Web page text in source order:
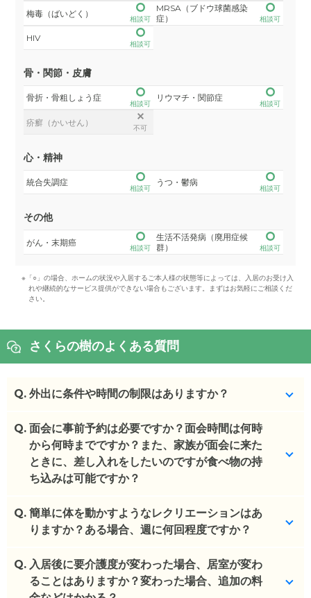
梅毒（ばいどく）
相談可
MRSA（ブドウ球菌感染
症）
相談可
HIV
相談可
骨・関節・皮膚
骨折・骨粗しょう症
相談可
リウマチ・関節症
相談可
疥癬（かいせん）
不可
心・精神
統合失調症
相談可
うつ・鬱病
相談可
その他
がん・末期癌
相談可
生活不活発病（廃用症候
群）
相談可
※「○」の場合、ホームの状況や入居するご本人様の状態等によっては、入居のお受け入
れや継続的なサービス提供ができない場合もございます。まずはお気軽にご相談くだ
さい。
さくらの樹のよくある質問
Q. 外出に条件や時間の制限はありますか？
事前申請あれば制限なく外出可能です。
(回答者: 施設担当者,回答日: 2024/02/29)
Q. 面会に事前予約は必要ですか？面会時間は何時
から何時までですか？また、家族が面会に来た
ときに、差し入れをしたいのですが食べ物の持
ち込みは可能ですか？
事前予約必要なく、自由に面会可能です。
Q. 簡単に体を動かすようなレクリエーションはあ
りますか？ある場合、週に何回程度ですか？
毎日ラジオ体操を行っております。個々でご希望が
あれば歩行訓練なども可能です。
Q. 入居後に要介護度が変わった場合、居室が変わ
ることはありますか？変わった場合、追加の料